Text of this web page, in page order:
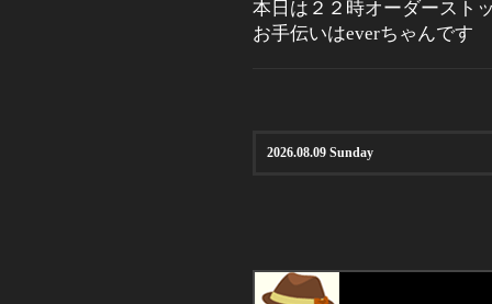
本日は２２時オーダースト
お手伝いはeverちゃんです
2026.08.09 Sunday